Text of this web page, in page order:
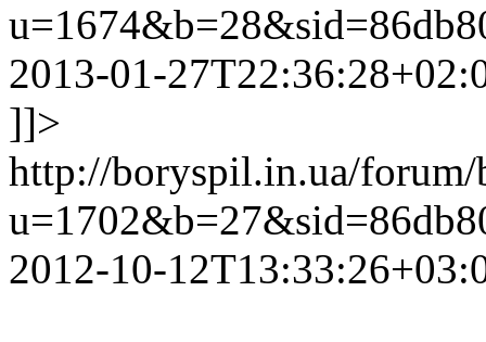
2013-01-
]]>
http://boryspil.in.ua/forum/
2012-10-